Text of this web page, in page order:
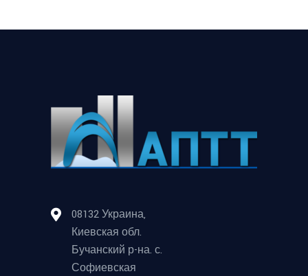
08132 Украина,
Киевская обл.
Бучанский р-на. с.
Софиевская